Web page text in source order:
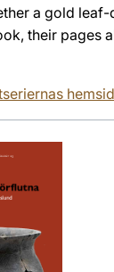
a gold
their pages